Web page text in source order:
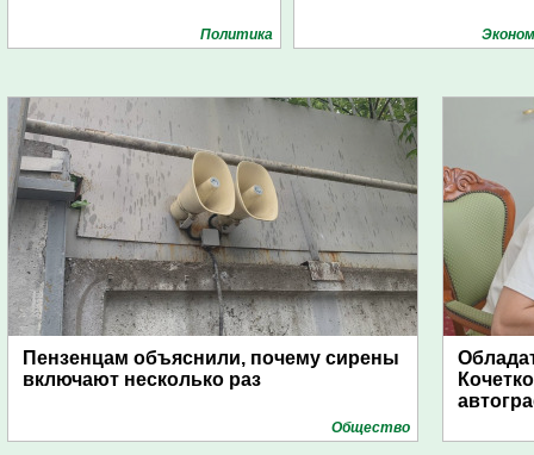
Политика
Пензенцам объяснили, почему сирены
включают несколько раз
Общество